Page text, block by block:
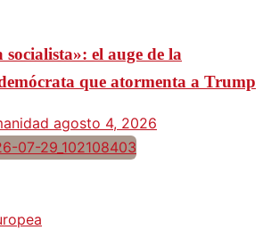
el auge de la
que atormenta a Trump
agosto 4, 2026